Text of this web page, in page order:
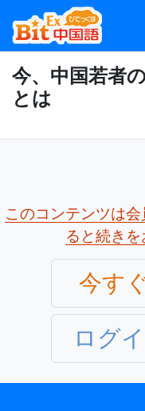
今、中国若者
とは
このコンテンツは
ると続きを
今す
ログ